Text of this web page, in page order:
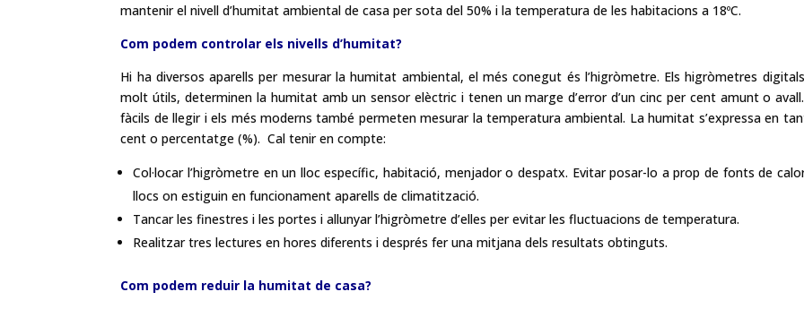
mantenir el nivell d’humitat ambiental de casa per sota del 50% i la temperatura de les habitacions a 18ºC.
Com podem controlar els nivells d’humitat?
Hi ha diversos aparells per mesurar la humitat ambiental, el més conegut és l’higròmetre. Els higròmetres
molt útils, determinen la humitat amb un sensor elèctric i tenen un marge d’error d’un cinc per cent amunt o
fàcils de llegir i els més moderns també permeten mesurar la temperatura ambiental. La humitat s’expressa en
cent o percentatge (%). Cal tenir en compte:
Col·locar l’higròmetre en un lloc específic, habitació, menjador o despatx. Evitar posar-lo a prop de fonts de
llocs on estiguin en funcionament aparells de climatització.
Tancar les finestres i les portes i allunyar l’higròmetre d’elles per evitar les fluctuacions de temperatura.
Realitzar tres lectures en hores diferents i després fer una mitjana dels resultats obtinguts.
Com podem reduir la humitat de casa?